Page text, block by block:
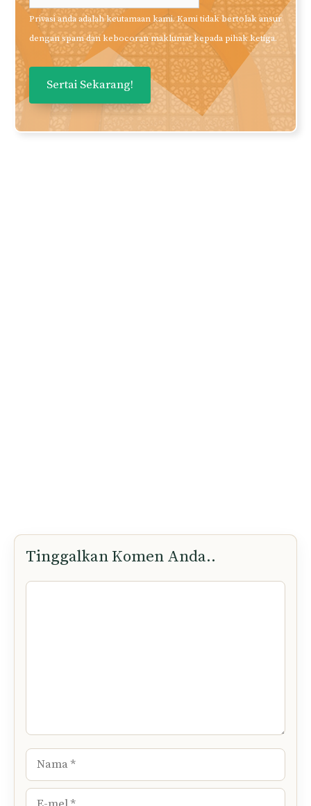
Privasi anda adalah keutamaan kami. Kami tidak bertolak ansur
dengan spam dan kebocoran maklumat kepada pihak ketiga.
Tinggalkan Komen Anda..
Komen
Nama
E-